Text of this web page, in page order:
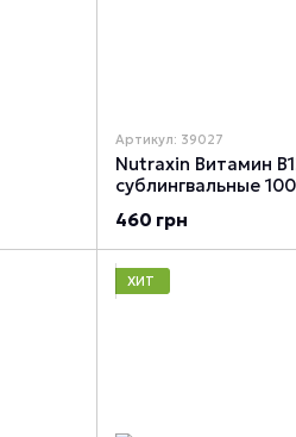
Артикул: 39027
Nutraxin Витамин
сублингвальные
460 грн
ХИТ